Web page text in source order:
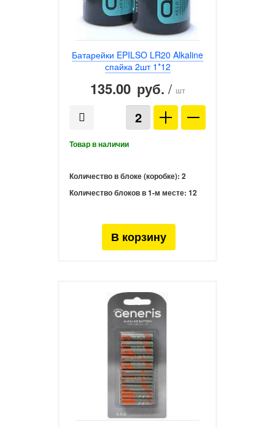
Батарейки EPILSO LR20 Alkaline
спайка 2шт 1*12
135.00 руб. / шт
Количество в блоке (коробке): 2
Количество блоков в 1-м месте: 12